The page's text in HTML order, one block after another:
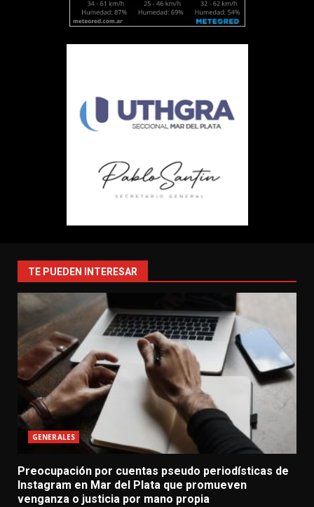
TE PUEDEN INTERESAR
GENERALES
Preocupación por cuentas pseudo periodísticas de
Instagram en Mar del Plata que promueven
venganza o justicia por mano propia